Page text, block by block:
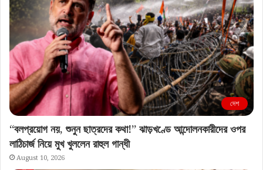
দেশ
“বলপ্রয়োগ নয়, শুনুন ছাত্রদের কথা!” ঝাড়খণ্ডে আন্দোলনকারীদের ওপর
লাঠিচার্জ নিয়ে মুখ খুললেন রাহুল গান্ধী
August 10, 2026